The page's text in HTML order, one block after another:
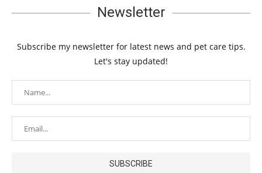
Newsletter
Subscribe my newsletter for latest news and pet care tips.
Let's stay updated!